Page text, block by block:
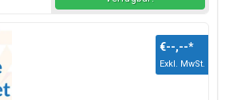
€--,--*
Exkl. MwSt.